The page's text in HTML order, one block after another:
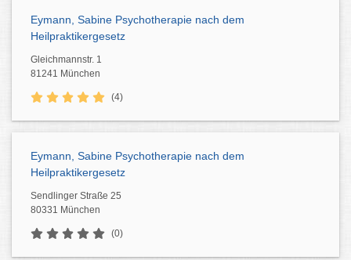
Eymann, Sabine Psychotherapie nach dem
Heilpraktikergesetz
Gleichmannstr. 1
81241 München
(4)
Eymann, Sabine Psychotherapie nach dem
Heilpraktikergesetz
Sendlinger Straße 25
80331 München
(0)